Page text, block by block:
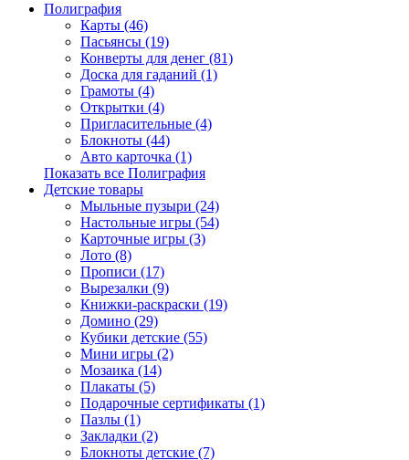
Полиграфия
Карты (46)
Пасьянсы (19)
Конверты для денег (81)
Доска для гаданий (1)
Грамоты (4)
Открытки (4)
Пригласительные (4)
Блокноты (44)
Авто карточка (1)
Показать все Полиграфия
Детские товары
Мыльные пузыри (24)
Настольные игры (54)
Карточные игры (3)
Лото (8)
Прописи (17)
Вырезалки (9)
Книжки-раскраски (19)
Домино (29)
Кубики детские (55)
Мини игры (2)
Мозаика (14)
Плакаты (5)
Подарочные сертификаты (1)
Пазлы (1)
Закладки (2)
Блокноты детские (7)